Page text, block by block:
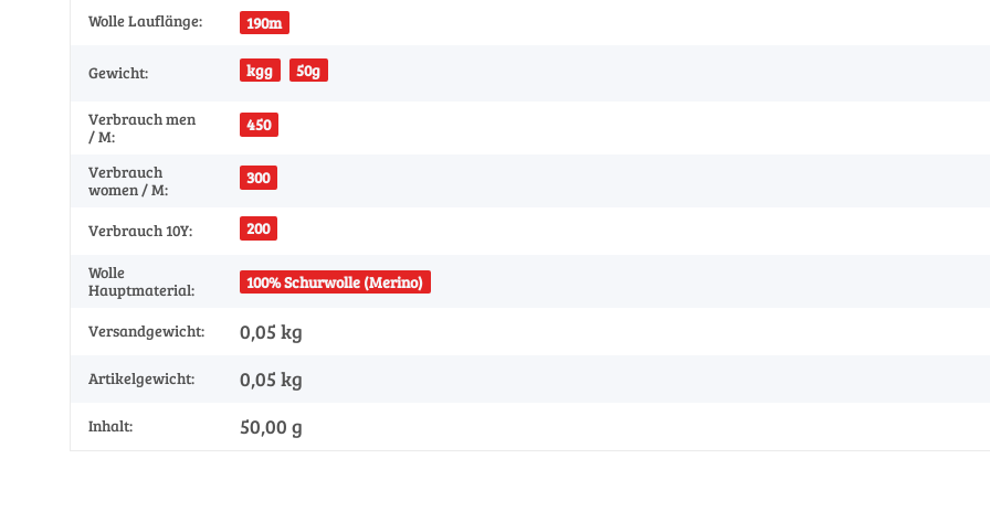
Wolle Lauflänge: 190m
Gewicht: kgg 50g
Verbrauch men
/ M:
450
Verbrauch
women / M:
300
Verbrauch 10Y: 200
Wolle
Hauptmaterial:
100% Schurwolle (Merino)
Versandgewicht: 0,05 kg
Artikelgewicht: 0,05 kg
Inhalt: 50,00 g